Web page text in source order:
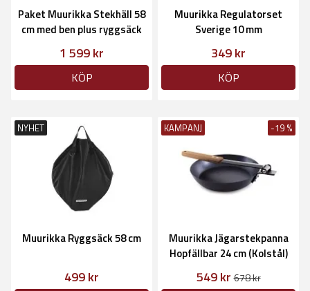
Paket Muurikka Stekhäll 58
cm med ben plus ryggsäck
1 599 kr
KÖP
Muurikka Regulatorset
Sverige 10 mm
349 kr
KÖP
NYHET
Muurikka Ryggsäck 58 cm
499 kr
KAMPANJ -19 %
Muurikka Jägarstekpanna
Hopfällbar 24 cm (Kolstål)
549 kr678 kr